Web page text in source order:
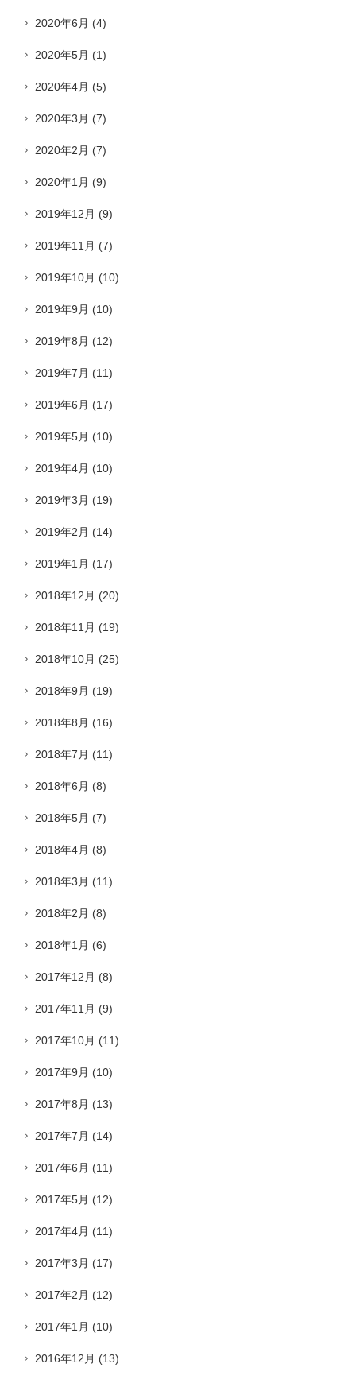
2020年6月 (4)
2020年5月 (1)
2020年4月 (5)
2020年3月 (7)
2020年2月 (7)
2020年1月 (9)
2019年12月 (9)
2019年11月 (7)
2019年10月 (10)
2019年9月 (10)
2019年8月 (12)
2019年7月 (11)
2019年6月 (17)
2019年5月 (10)
2019年4月 (10)
2019年3月 (19)
2019年2月 (14)
2019年1月 (17)
2018年12月 (20)
2018年11月 (19)
2018年10月 (25)
2018年9月 (19)
2018年8月 (16)
2018年7月 (11)
2018年6月 (8)
2018年5月 (7)
2018年4月 (8)
2018年3月 (11)
2018年2月 (8)
2018年1月 (6)
2017年12月 (8)
2017年11月 (9)
2017年10月 (11)
2017年9月 (10)
2017年8月 (13)
2017年7月 (14)
2017年6月 (11)
2017年5月 (12)
2017年4月 (11)
2017年3月 (17)
2017年2月 (12)
2017年1月 (10)
2016年12月 (13)